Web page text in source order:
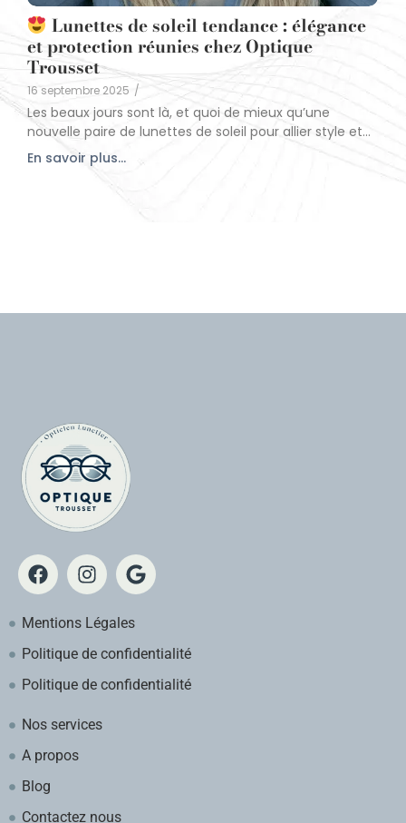
Lunettes de soleil tendance : élégance
et protection réunies chez Optique
Trousset
16 septembre 2025 /
Les beaux jours sont là, et quoi de mieux qu’une
nouvelle paire de lunettes de soleil pour allier style et...
En savoir plus...
Mentions Légales
Politique de confidentialité
Politique de confidentialité
Nos services
A propos
Blog
Contactez nous